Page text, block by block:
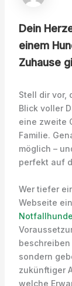
Dein
einem
Zuhause
Stell dir vor,
Blick voller
eine zweite
Familie.
möglich –
perfekt auf
Wer tiefer
Webseite
sondern
zukünftiger
welche